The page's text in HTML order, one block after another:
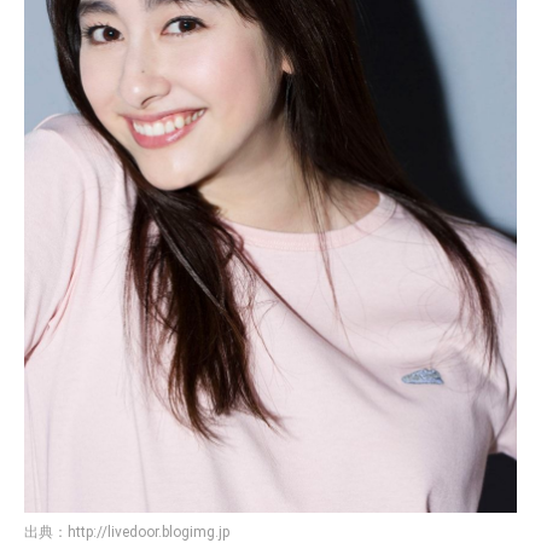
出典： http://livedoor.blogimg.jp